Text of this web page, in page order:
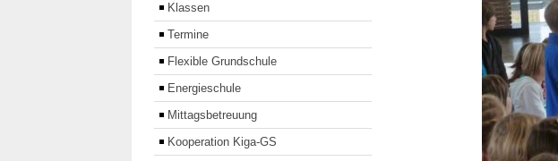
Klassen
Termine
Flexible Grundschule
Energieschule
Mittagsbetreuung
Kooperation Kiga-GS